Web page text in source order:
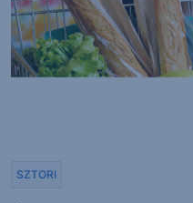
SZTORI